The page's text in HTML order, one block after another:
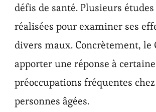
défis de santé. Plusieurs
réalisées pour examiner ses
divers maux. Concrètement, le
apporter une réponse à
préoccupations fréquentes
personnes âgées.